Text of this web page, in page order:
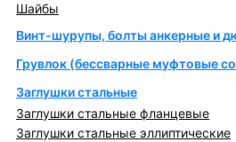
Шайбы
Винт-шурупы, болты анкерные и
Грувлок (бессварные муфтовые
Заглушки стальные
Заглушки стальные фланцевые
Заглушки стальные эллиптические